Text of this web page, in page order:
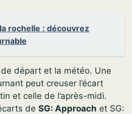
rochelle : découvrez
départ et la météo. Une
peut creuser l’écart
et celle de l’après-midi.
de SG: Approach et SG: